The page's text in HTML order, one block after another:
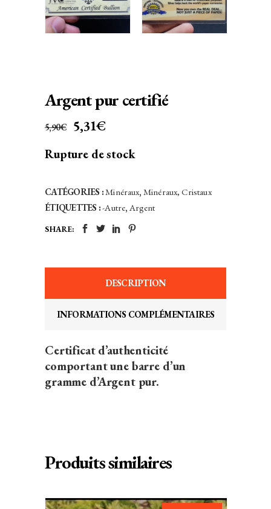
Argent pur certifié
5,90€
LE
INITIAL
5,90€.
5,31€LE
ACTUEL
5,31€.
Rupture de stock
CATÉGORIES :Minéraux, Minéraux, Cristaux
ÉTIQUETTES :-Autre, Argent
SHARE:
DESCRIPTION
INFORMATIONS COMPLÉMENTAIRES
Certificat d’authenticité
comportant une barre d’un
gramme d’Argent pur.
Produits similaires